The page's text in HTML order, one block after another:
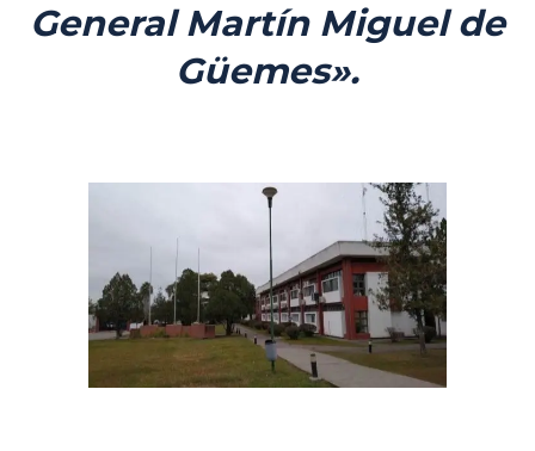
General Martín Miguel de
Güemes».